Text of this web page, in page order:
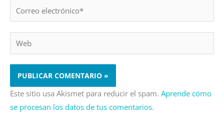
electrónico*
Este sitio usa Akismet para reducir el spam. Aprende cómo
se procesan los datos de tus comentarios.